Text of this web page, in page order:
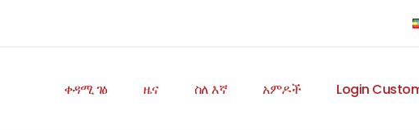
ቀዳሚ ገፅ ዜና ስለ እኛ አምዶች Login